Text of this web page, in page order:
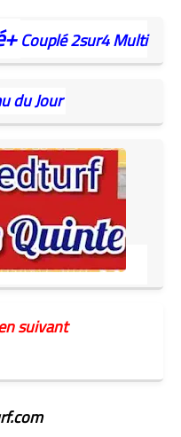
Couplé2sur4Multi
du Jour
suivant